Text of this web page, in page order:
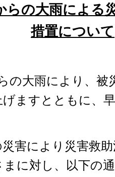
らの大雨による
措置について
の大雨により、
げますとともに、
害により災害救
に対し、以下の